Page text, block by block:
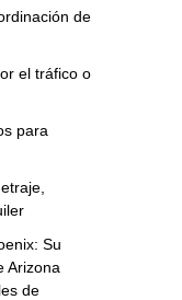
de
el tráfico o
para
Su
Arizona
de